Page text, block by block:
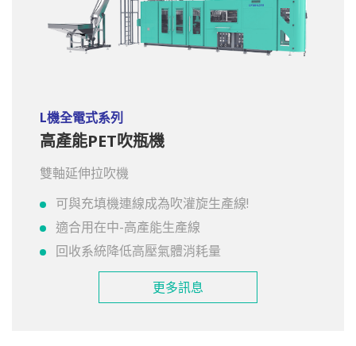
L機全電式系列
高產能PET吹瓶機
雙軸延伸拉吹機
可與充填機連線成為吹灌旋生產線!
適合用在中-高產能生產線
回收系統降低高壓氣體消耗量
更多訊息